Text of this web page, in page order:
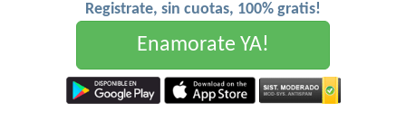
Registrate, sin cuotas, 100% gratis!
Enamorate YA!